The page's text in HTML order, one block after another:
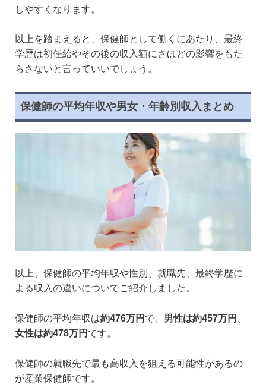
しやすくなります。
以上を踏まえると、保健師として働くにあたり、最終
学歴は初任給やその後の収入額にさほどの影響をもた
らさないと言っていいでしょう。
保健師の平均年収や男女・年齢別収入まとめ
以上、保健師の平均年収や性別、就職先、最終学歴に
よる収入の違いについてご紹介しました。
保健師の平均年収は約476万円 で、 男性は約457万円
女性は約478万円 です。
保健師の就職先で最も高収入を狙える可能性があるの
が産業保健師です。